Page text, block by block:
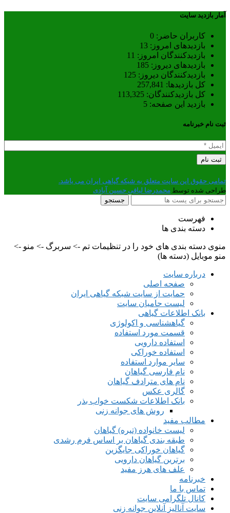
آمار بازدید سایت
کاربران حاضر: 0
بازدیدهای امروز: 13
بازدیدکنندگان امروز: 11
بازدیدهای دیروز: 185
بازدیدکنندگان دیروز: 125
کل بازدیدها: 257,841
کل بازدیدکنند‌گان: 113,325
بازدید این صفحه: 5
ثبت نام خبرنامه
تمامی حقوق این سایت متعلق به شبکه گیاهی ایران می باشد.
طراحی شده توسط محمدرضا لبافی حسین آبادی
جستجو
فهرست
دسته بندی ها
منوی دسته بندی های خود را در تنظیمات تم -> سربرگ -> منو ->
منو موبایل (دسته ها)
درباره سایت
صفحه اصلی
حمایت از سایت شبکه گیاهی ایران
لیست حامیان سایت
بانک اطلاعات گیاهی
گیاهشناسی و اکولوژی
قسمت مورد استفاده
استفاده دارویی
استفاده خوراکی
سایر موارد استفاده
نام فارسی گیاهان
نام های مترادف گیاهان
گالری عکس
بانک اطلاعات شکست خواب بذر
روش های جوانه زنی
مطالب مفید
لیست خانواده (تیره) گیاهان
طبقه بندی گیاهان بر اساس فرم رشدی
گیاهان خوراکی جایگزین
برترین گیاهان دارویی
علف های هرز مفید
خبرنامه
تماس با ما
کانال تلگرامی سایت
سایت آنالیز آنلاین جوانه زنی